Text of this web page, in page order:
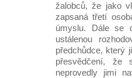
žalobců, že jako
zapsaná třetí
úmyslu. Dále se
ustálenou
předchůdce, který
přesvědčení, že
neprovedly jimi